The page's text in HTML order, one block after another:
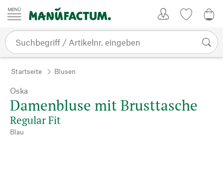
Zum Inhalt springen
Startseite Blusen
Oska
Damenbluse mit Brusttasche
Regular Fit
Blau